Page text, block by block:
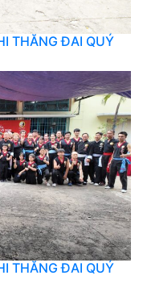
THĂNG ĐAI QUÝ
THĂNG ĐAI QUÝ